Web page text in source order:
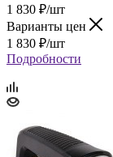
1 830 ₽/шт
Варианты цен
1 830 ₽/шт
Подробности